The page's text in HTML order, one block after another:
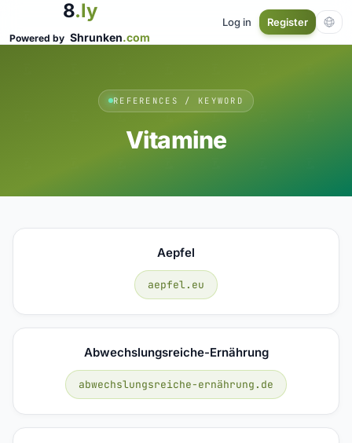
8.ly
Powered by Shrunken.com
Log in Register
REFERENCES / KEYWORD
Vitamine
Aepfel
aepfel.eu
Abwechslungsreiche-Ernährung
abwechslungsreiche-ernährung.de